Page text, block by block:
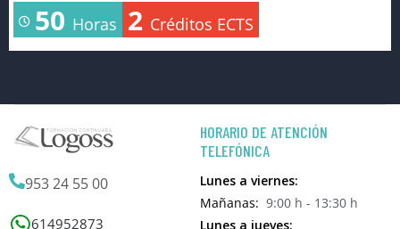
50 Horas 2 Créditos ECTS
953 24 55 00
614952873
HORARIO DE ATENCIÓN
TELEFÓNICA
Lunes a viernes:
Mañanas: 9:00 h - 13:30 h
Lunes a jueves: